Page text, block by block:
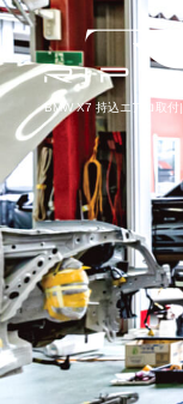
BMW X7 持込エアロ取